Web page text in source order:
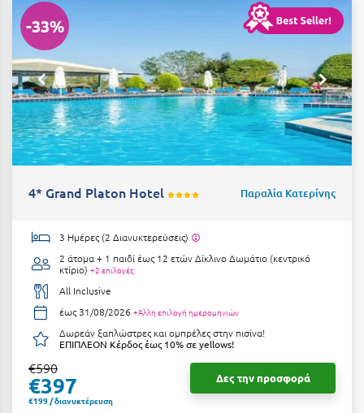
Αστυπάλαια
Αττική
Αχαΐα
Β
Βansko
Βυτίνα
Γαλαξiδι
Γλυφάδα
Γρεβενά
Γύθειο
Διαμερίσματα
Studios
Boutique Hotels
Ξενώνες
Camping
Suites
Δες όλες τις προσφορές
Δες όλα τα πακέτα διακοπών
-33%
4* Grand Platon Hotel Παραλία Κατερίνης
3 Ημέρες (2 Διανυκτερεύσεις)
2 άτομα + 1 παιδί έως 12 ετώνΔίκλινο Δωμάτιο (κεντρικό
κτίριο) +2 επιλογές
All Inclusive
έως 31/08/2026 +Άλλη επιλογή ημερομηνιών
Δωρεάν ξαπλώστρες και ομπρέλες στην πισίνα!
ΕΠΙΠΛΕΟΝ Κέρδος έως 10% σε yellows!
€590
€397
€199 / διανυκτέρευση
Δες την προσφορά